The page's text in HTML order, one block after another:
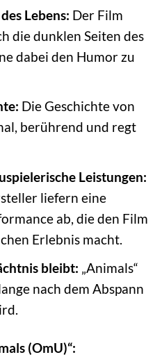
Lebens: Der Film
die dunklen Seiten des
dabei den Humor zu
Die Geschichte von
berührend und regt
Leistungen:
liefern eine
ab, die den Film
Erlebnis macht.
bleibt: „Animals“
nach dem Abspann
(OmU)“: